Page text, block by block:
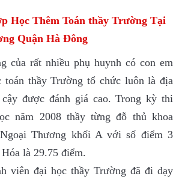
Học Thêm Toán thầy Trường Tại
Quận Hà Đông
của rất nhiều phụ huynh có con em
toán thầy Trường tổ chức luôn là địa
được đánh giá cao. Trong kỳ thi
năm 2008 thầy từng đỗ thủ khoa
Thương khối A với số điểm 3
là 29.75 điểm.
viên đại học thầy Trường đã đi dạy